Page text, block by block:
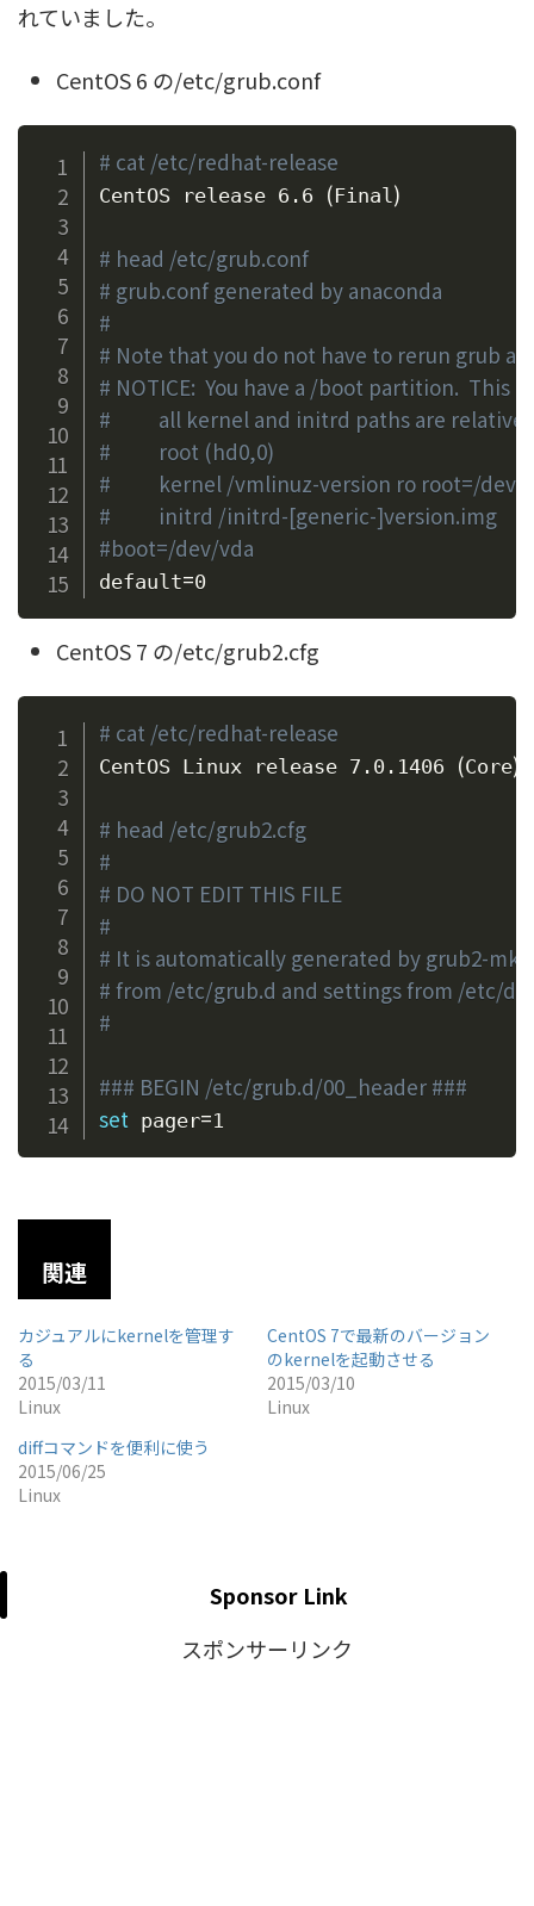
れていました。
CentOS 6 の/etc/grub.conf
# cat /etc/redhat-release
CentOS release 6.6 (Final)
# head /etc/grub.conf
# grub.conf generated by anaconda
#
# Note that you do not have to rerun grub
# NOTICE:  You have a /boot partition.  This
#          all kernel and initrd paths are
#          root (hd0,0)
#          kernel /vmlinuz-version ro root=/
#          initrd /initrd-[generic-]version.img
#boot=/dev/vda
default=
CentOS 7 の/etc/grub2.cfg
# cat /etc/redhat-release
CentOS Linux release 7.0.1406 (Core)
# head /etc/grub2.cfg
#
# DO NOT EDIT THIS FILE
#
# It is automatically generated by grub2-
# from /etc/grub.d and settings from /etc/
#
### BEGIN /etc/grub.d/00_header ###
set pager=
関連
カジュアルにkernelを管理す
る
2015/03/11
Linux
CentOS 7で最新のバージョン
のkernelを起動させる
2015/03/10
Linux
diffコマンドを便利に使う
2015/06/25
Linux
Sponsor Link
スポンサーリンク